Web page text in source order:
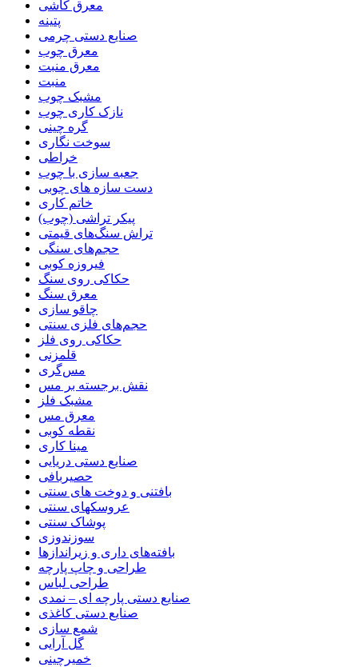
معرق کاشی
پتینه
صنایع دستی چرمی
معرق چوب
معرق منبت
منبت
مشبک چوب
نازک کاری چوب
گره چینی
سوخت نگاری
خراطی
جعبه سازی با چوب
دست سازه های چوبی
خاتم کاری
پیکر تراشی (چوب)
تراش سنگ‌های قیمتی
حجم‌های سنگی
فیروزه کوبی
حکاکی روی سنگ
معرق سنگ
چاقو سازی
حجم‌های فلزی سنتی
حکاکی روی فلز
قلمزنی
مس‌گری
نقش برجسته بر مس
مشبک فلز
معرق مس
نقطه کوبی
مینا کاری
صنایع دستی دریایی
حصیربافی
بافتنی‌ و دوخت های سنتی
عروسکهای سنتی
پوشاک سنتی
سوزندوزی
بافته‌های داری و زیراندازها
طراحی و چاپ پارچه
طراحی لباس
صنایع دستی پارچه ای – نمدی
صنایع دستی کاغذی
شمع سازی
گل آرایی
خمیرچینی